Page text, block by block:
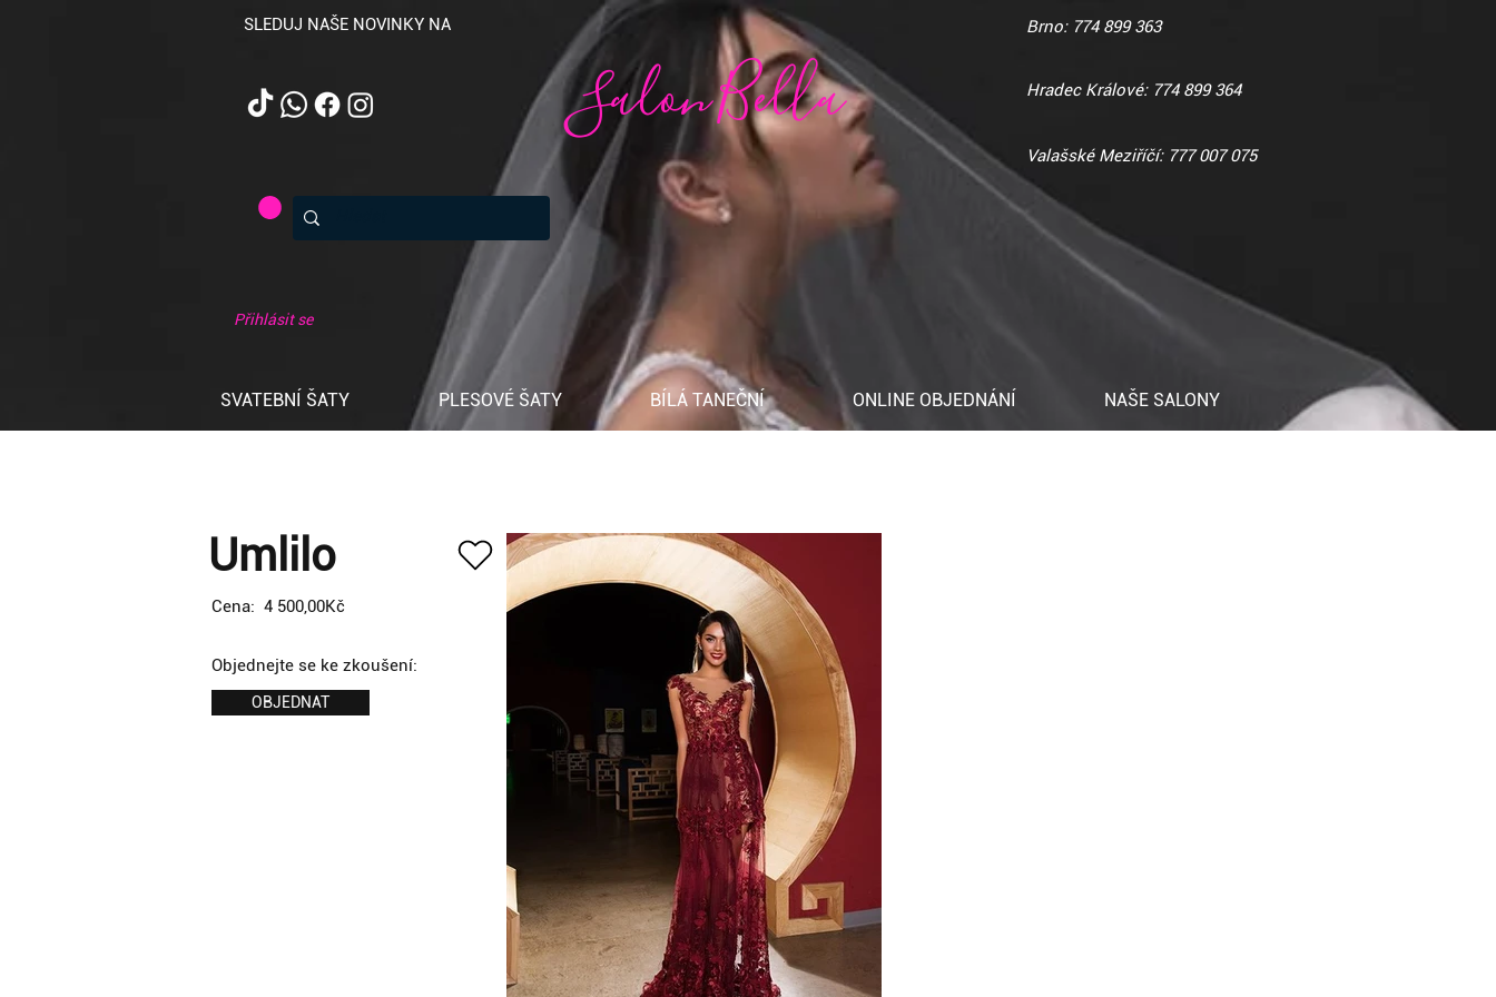
SLEDUJ NAŠE NOVINKY NA
Salon Bella
Brno: 774 899 363
Hradec Králové: 774 899 364
Valašské Meziříčí: 777 007 075
Přihlásit se
SVATEBNÍ ŠATY PLESOVÉ ŠATY BÍLÁ TANEČNÍ ONLINE OBJEDNÁNÍ NAŠE SALONY
Umlilo
Cena: 4 500,00Kč
Objednejte se ke zkoušení:
OBJEDNAT